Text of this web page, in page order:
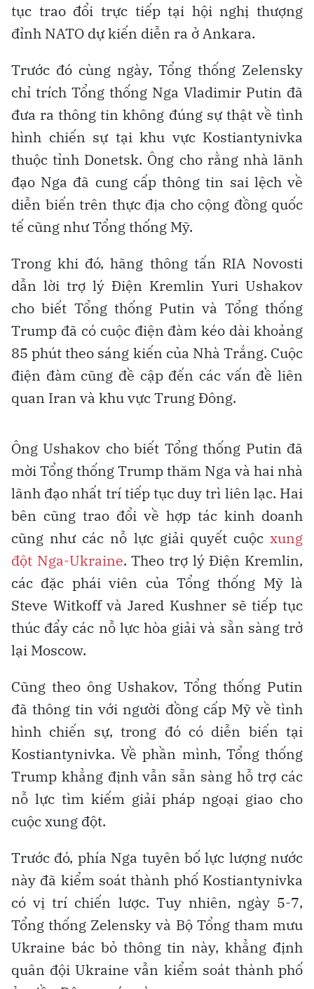
tục trao đổi trực tiếp tại hội nghị thượng
đỉnh NATO dự kiến diễn ra ở Ankara.
Trước đó cùng ngày, Tổng thống Zelensky
chỉ trích Tổng thống Nga Vladimir Putin đã
đưa ra thông tin không đúng sự thật về tình
hình chiến sự tại khu vực Kostiantynivka
thuộc tỉnh Donetsk. Ông cho rằng nhà lãnh
đạo Nga đã cung cấp thông tin sai lệch về
diễn biến trên thực địa cho cộng đồng quốc
tế cũng như Tổng thống Mỹ.
Trong khi đó, hãng thông tấn RIA Novosti
dẫn lời trợ lý Điện Kremlin Yuri Ushakov
cho biết Tổng thống Putin và Tổng thống
Trump đã có cuộc điện đàm kéo dài khoảng
85 phút theo sáng kiến của Nhà Trắng. Cuộc
điện đàm cũng đề cập đến các vấn đề liên
quan Iran và khu vực Trung Đông.
Ông Ushakov cho biết Tổng thống Putin đã
mời Tổng thống Trump thăm Nga và hai nhà
lãnh đạo nhất trí tiếp tục duy trì liên lạc. Hai
bên cũng trao đổi về hợp tác kinh doanh
cũng như các nỗ lực giải quyết cuộc xung
đột Nga-Ukraine. Theo trợ lý Điện Kremlin,
các đặc phái viên của Tổng thống Mỹ là
Steve Witkoff và Jared Kushner sẽ tiếp tục
thúc đẩy các nỗ lực hòa giải và sẵn sàng trở
lại Moscow.
Cũng theo ông Ushakov, Tổng thống Putin
đã thông tin với người đồng cấp Mỹ về tình
hình chiến sự, trong đó có diễn biến tại
Kostiantynivka. Về phần mình, Tổng thống
Trump khẳng định vẫn sẵn sàng hỗ trợ các
nỗ lực tìm kiếm giải pháp ngoại giao cho
cuộc xung đột.
Trước đó, phía Nga tuyên bố lực lượng nước
này đã kiểm soát thành phố Kostiantynivka
có vị trí chiến lược. Tuy nhiên, ngày 5-7,
Tổng thống Zelensky và Bộ Tổng tham mưu
Ukraine bác bỏ thông tin này, khẳng định
quân đội Ukraine vẫn kiểm soát thành phố